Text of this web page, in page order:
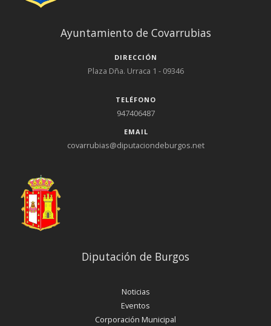
Ayuntamiento de Covarrubias
DIRECCIÓN
Plaza Dña. Urraca 1 - 09346
TELÉFONO
947406487
EMAIL
covarrubias@diputaciondeburgos.net
Diputación de Burgos
Noticias
Eventos
Corporación Municipal